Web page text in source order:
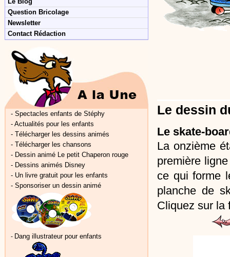
Question Bricolage
Newsletter
Contact Rédaction
- Spectacles enfants de Stéphy
- Actualités pour les enfants
- Télécharger les dessins animés
- Télécharger les chansons
- Dessin animé Le petit Chaperon rouge
- Dessins animés Disney
- Un livre gratuit pour les enfants
- Sponsoriser un dessin animé
- Dang illustrateur pour enfants
Le dessin
Le skate-
La onzième
première
ce qui forme
planche de
Cliquez sur la